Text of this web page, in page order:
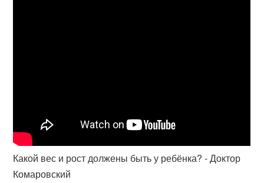
Какой вес и рост должены быть у ребёнка? - Доктор
Комаровский